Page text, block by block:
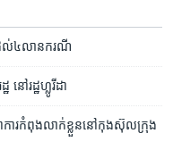
ដល់​៤​លាន​ករណី
រដ្ឋ​ហ្លូរីដា
ដ្ឋាការ​កំពុង​លាក់​ខ្លួន​នៅ​កុងស៊ុល​ក្រុង​